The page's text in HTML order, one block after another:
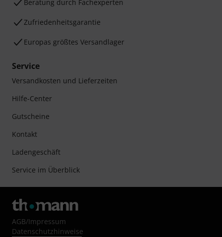
Beratung durch Fachexperten
Zufriedenheitsgarantie
Europas größtes Versandlager
Service
Versandkosten und Lieferzeiten
Hilfe-Center
Gutscheine
Kontakt
Ladengeschäft
Service im Überblick
AGB/Impressum
Datenschutzhinweise